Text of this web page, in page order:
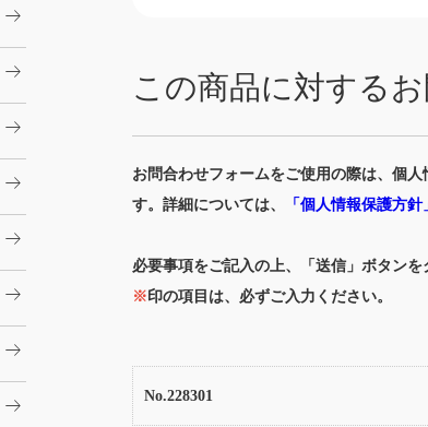
この商品に対する
お問合わせフォームをご使用の際は、個
す。詳細については、
「個人情報保護方針
必要事項をご記入の上、「送信」ボタンを
※印の項目は、必ずご入力ください。
No.228301
arrow_right_alt
arrow_right_alt
arrow_right_alt
arrow_right_alt
arrow_right_alt
arrow_right_alt
arrow_right_alt
arrow_right_alt